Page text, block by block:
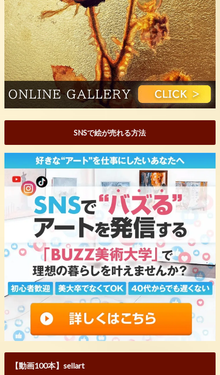
SNSで絵が売れる方法
【動画100本】sellart